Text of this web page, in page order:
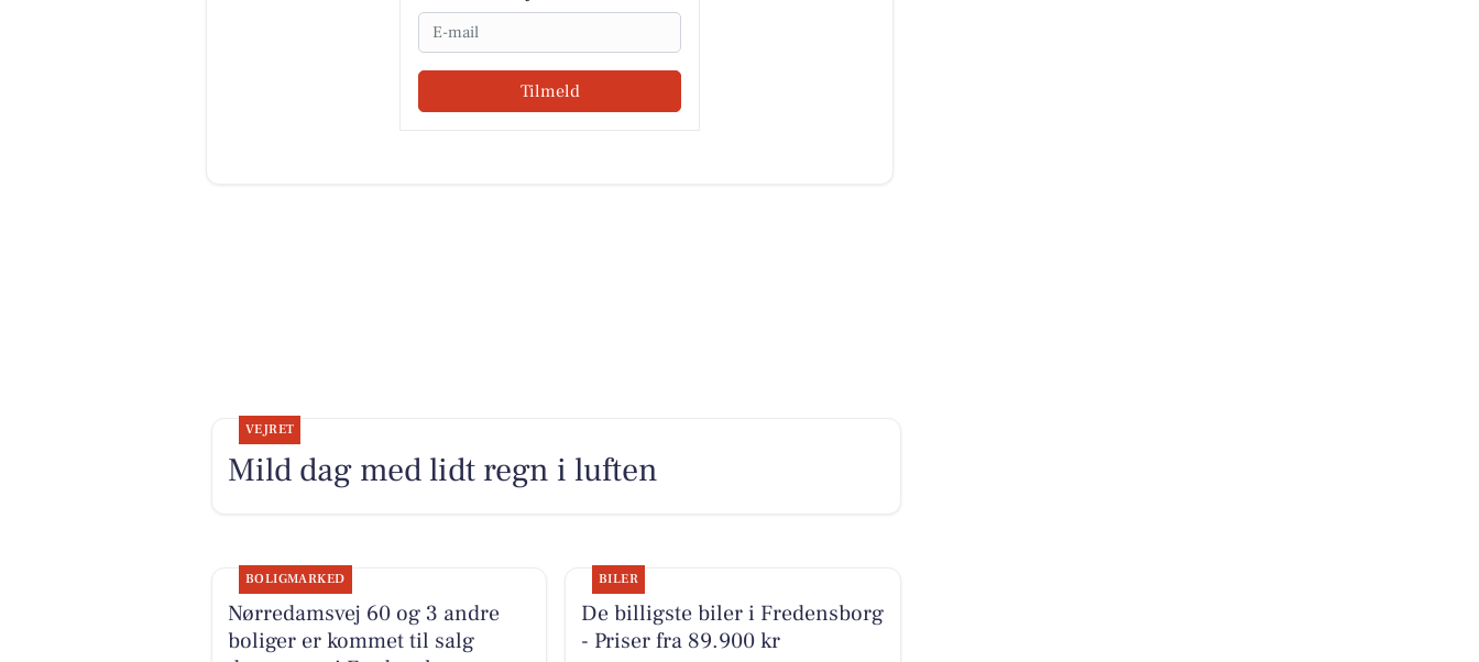
Email
Tilmeld
VEJRET
Mild dag med lidt regn i luften
BOLIGMARKED
Nørredamsvej 60 og 3 andre
boliger er kommet til salg
BILER
De billigste biler i Fredensborg
- Priser fra 89.900 kr